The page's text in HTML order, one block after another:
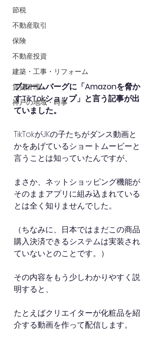
節税
不動産取引
保険
不動産投資
建築・工事・リフォーム
賃貸管理
神戸の地域・時事
ブルームバーグに「Amazonを脅か
すTikTokショップ」と言う記事が出
ていました。
TikTokがJKの子たちがダンス動画と
かをあげているショートムービーと
言うことは知っていたんですが、
まさか、ネットショッピング機能が
そのままアプリに組み込まれている
とは全く知りませんでした。
（ちなみに、日本ではまだこの商品
購入決済できるシステムは実装され
ていないとのことです。）
その内容をもう少しわかりやすく説
明すると、
たとえばクリエイターが化粧品を紹
介する動画を作って配信します。